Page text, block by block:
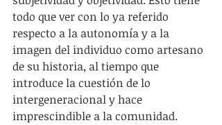
todo que ver con lo ya referido
respecto a la autonomía y a la
imagen del individuo como artesano
de su historia, al tiempo que
introduce la cuestión de lo
intergeneracional y hace
imprescindible a la comunidad.